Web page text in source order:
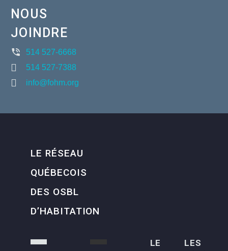
NOUS
JOINDRE
514 527-6668
514 527-7388
info@fohm.org
LE RÉSEAU
QUÉBECOIS
DES OSBL
D’HABITATION
LE
LES